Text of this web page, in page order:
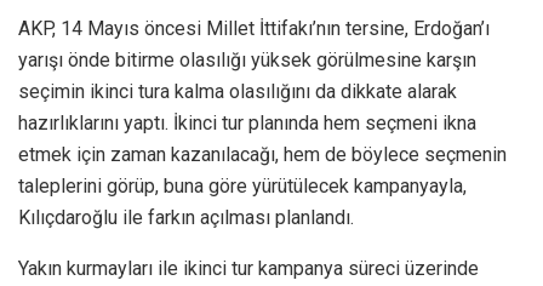
AKP, 14 Mayıs öncesi Millet İttifakı’nın tersine, Erdoğan’ı
yarışı önde bitirme olasılığı yüksek görülmesine karşın
seçimin ikinci tura kalma olasılığını da dikkate alarak
hazırlıklarını yaptı. İkinci tur planında hem seçmeni ikna
etmek için zaman kazanılacağı, hem de böylece seçmenin
taleplerini görüp, buna göre yürütülecek kampanyayla,
Kılıçdaroğlu ile farkın açılması planlandı.
Yakın kurmayları ile ikinci tur kampanya süreci üzerinde